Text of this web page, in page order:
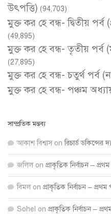
উৎপত্তি) (94,703)
মুক্ত কর হে বন্ধ- দ্বিতীয় পর্ব
(49,895)
মুক্ত কর হে বন্ধ- তৃতীয়
(27,895)
মুক্ত কর হে বন্ধ- চতুর্থ পর্ব
মুক্ত কর হে বন্ধ- পঞ্চম
সাম্প্রতিক মন্তব্য
আকাশ বিশ্বাসonরিচার্ড
জলিলon প্রাকৃতিক নির্বাচন – প্রথম
বিমলon প্রাকৃতিক নির্বাচন – প্রথম
Sohel on প্রাকৃতিক নির্বাচন –